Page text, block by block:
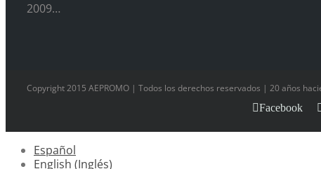
2009…
Copyright 2015 AEPROMO | Todos los derechos reservados | 20 años
Facebook
Español
English (Inglés)